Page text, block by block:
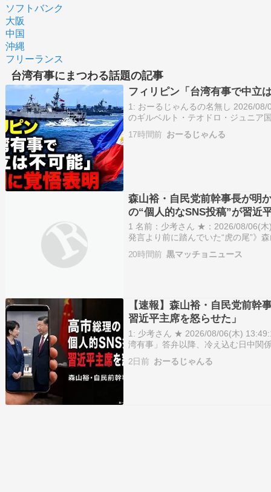
ソフトバンク
大阪
中国
沖縄
フリーランス
台湾有事にまつわる話題の記事
フィリピン「台湾有事で中立
1: おーるじゃんるの名無し 2026/
のギルベルト・テオドロ・ジュニア
インタビューで、フィリピンは台
とはで…
17時間前 おーるじゃんる
森山裕・自民党前幹事長が明
の“個人的なSNS投稿”が習近
1 名前：少考さん ★：2026/08/06(
発言より前に踏んでいた“虎の尾”》
大失態「高市総理の“個人的なSNS
セ…
20時間前 黒マッチョニュース
【速報】森山裕・自民党前幹
習近平主席を怒らせた」
1: 少考さん ★ 2026/08/06(木)
湾有事」答弁以降、冷え込む日中関
事発言に先…
2日前 おーるじゃんる